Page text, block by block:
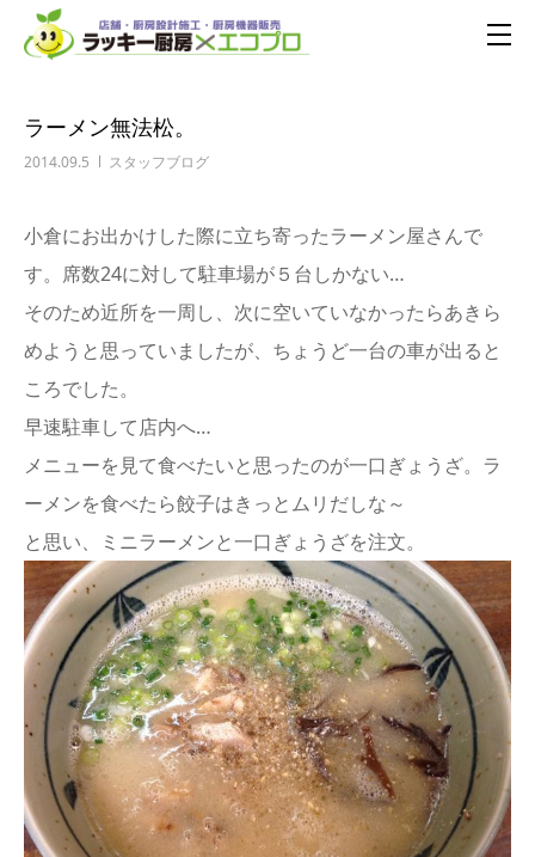
ラーメン無法松。
2014.09.5 スタッフブログ
小倉にお出かけした際に立ち寄ったラーメン屋さんで
す。席数24に対して駐車場が５台しかない…
そのため近所を一周し、次に空いていなかったらあきら
めようと思っていましたが、ちょうど一台の車が出ると
ころでした。
早速駐車して店内へ…
メニューを見て食べたいと思ったのが一口ぎょうざ。ラ
ーメンを食べたら餃子はきっとムリだしな～
と思い、ミニラーメンと一口ぎょうざを注文。